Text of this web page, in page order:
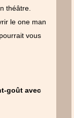
théâtre.
le one man
vous
goût avec